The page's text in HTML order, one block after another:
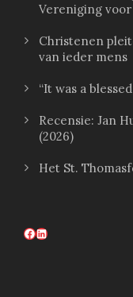
Vereniging
Christenen
van ieder mens
“It was a
Recensie: Jan
(2026)
Het St.
Facebook LinkedIn